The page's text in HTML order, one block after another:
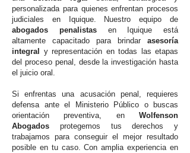
personalizada para quienes enfrentan procesos
judiciales en Iquique. Nuestro equipo de
abogados penalistasen Iquique está
altamente capacitado para brindar asesoría
integral y representación en todas las etapas
del proceso penal, desde la investigación hasta
el juicio oral.
Si enfrentas una acusación penal, requieres
defensa ante el Ministerio Público o buscas
orientación preventiva, en Wolfenson
Abogados protegemos tus derechos y
trabajamos para conseguir el mejor resultado
posible en tu caso. Con amplia experiencia en